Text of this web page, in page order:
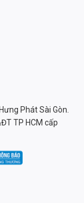
Phát Sài Gòn.
TP HCM cấp